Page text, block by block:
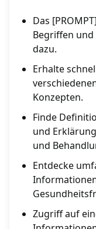
Das
Begriffen
dazu.
Erhalte
Konzepten.
Finde
und
und
Entdecke
Zugriff auf